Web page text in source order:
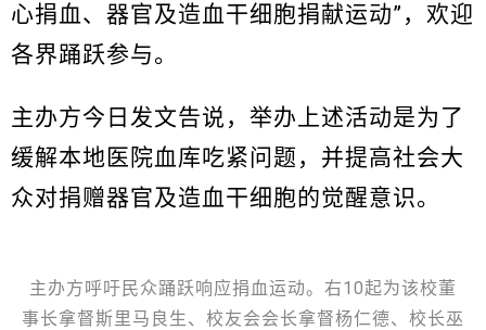
心捐血、器官及造血干细胞捐献运动”，欢迎
各界踊跃参与。
主办方今日发文告说，举办上述活动是为了
缓解本地医院血库吃紧问题，并提高社会大
众对捐赠器官及造血干细胞的觉醒意识。
主办方呼吁民众踊跃响应捐血运动。右10起为该校董
事长拿督斯里马良生、校友会会长拿督杨仁德、校长巫